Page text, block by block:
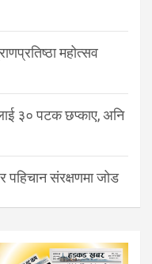
महोत्सव
३० पटक छप्काए, अनि
संरक्षणमा जोड